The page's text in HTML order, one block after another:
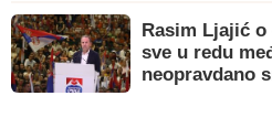
Rasim Ljajić o
sve u redu
neopravdano